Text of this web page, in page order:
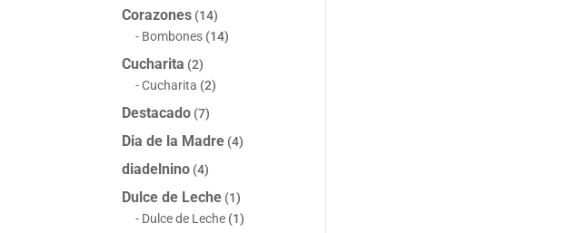
Corazones (14)
Bombones (14)
Cucharita (2)
Cucharita (2)
Destacado (7)
Dia de la Madre (4)
diadelnino (4)
Dulce de Leche (1)
Dulce de Leche (1)